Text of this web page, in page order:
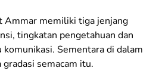
Ammar memiliki tiga jenjang
tingkatan pengetahuan dan
komunikasi. Sementara di dalam
semacam itu.